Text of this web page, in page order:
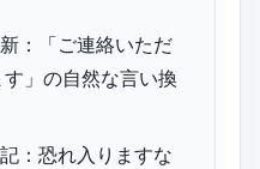
：「ご連絡いただ
」の自然な言い換
：恐れ入りますな